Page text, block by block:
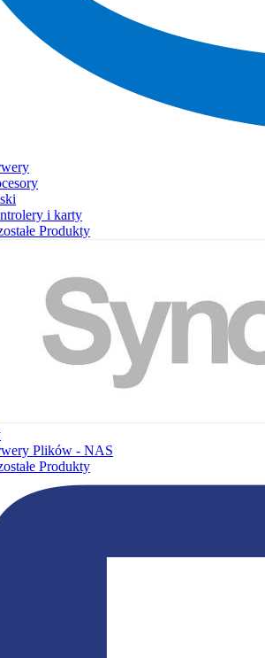
i karty
Produkty
Plików - NAS
Produkty